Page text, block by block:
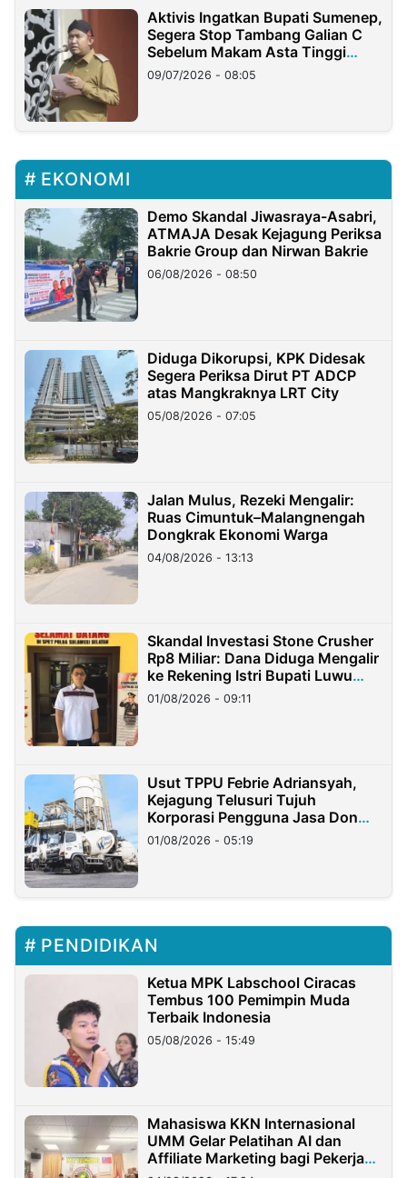
Aktivis Ingatkan Bupati Sumenep,
Segera Stop Tambang Galian C
Sebelum Makam Asta Tinggi
Longsor
09/07/2026 - 08:05
EKONOMI
Demo Skandal Jiwasraya-Asabri,
ATMAJA Desak Kejagung Periksa
Bakrie Group dan Nirwan Bakrie
06/08/2026 - 08:50
Diduga Dikorupsi, KPK Didesak
Segera Periksa Dirut PT ADCP
atas Mangkraknya LRT City
05/08/2026 - 07:05
Jalan Mulus, Rezeki Mengalir:
Ruas Cimuntuk–Malangnengah
Dongkrak Ekonomi Warga
04/08/2026 - 13:13
Skandal Investasi Stone Crusher
Rp8 Miliar: Dana Diduga Mengalir
ke Rekening Istri Bupati Luwu
Timur
01/08/2026 - 09:11
Usut TPPU Febrie Adriansyah,
Kejagung Telusuri Tujuh
Korporasi Pengguna Jasa Don
Ritto
01/08/2026 - 05:19
PENDIDIKAN
Ketua MPK Labschool Ciracas
Tembus 100 Pemimpin Muda
Terbaik Indonesia
05/08/2026 - 15:49
Mahasiswa KKN Internasional
UMM Gelar Pelatihan AI dan
Affiliate Marketing bagi Pekerja